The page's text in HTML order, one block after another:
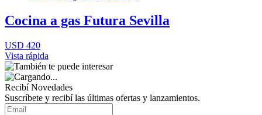
Cocina a gas Futura Sevilla
USD 420
Vista rápida
Recibí Novedades
Suscríbete y recibí las últimas ofertas y lanzamientos.